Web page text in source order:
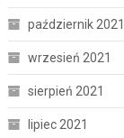
październik 2021
wrzesień 2021
sierpień 2021
lipiec 2021